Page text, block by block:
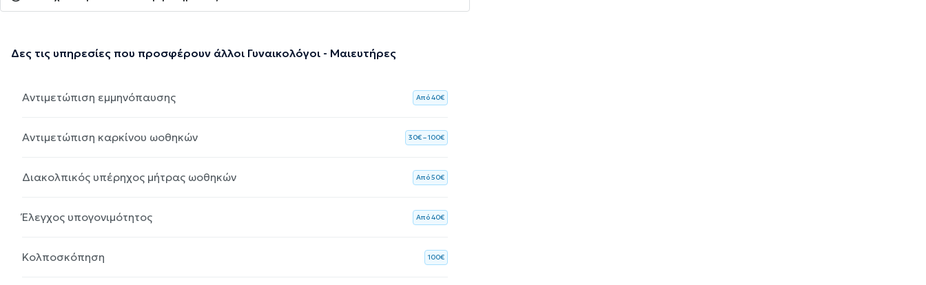
Δες τις υπηρεσίες που προσφέρουν άλλοι Γυναικολόγοι - Μαιευτήρες
Αντιμετώπιση εμμηνόπαυσης Aπό 40€
Αντιμετώπιση καρκίνου ωοθηκών 30€ – 100€
Διακολπικός υπέρηχος μήτρας ωοθηκών Aπό 50€
Έλεγχος υπογονιμότητος Aπό 40€
Κολποσκόπηση 100€